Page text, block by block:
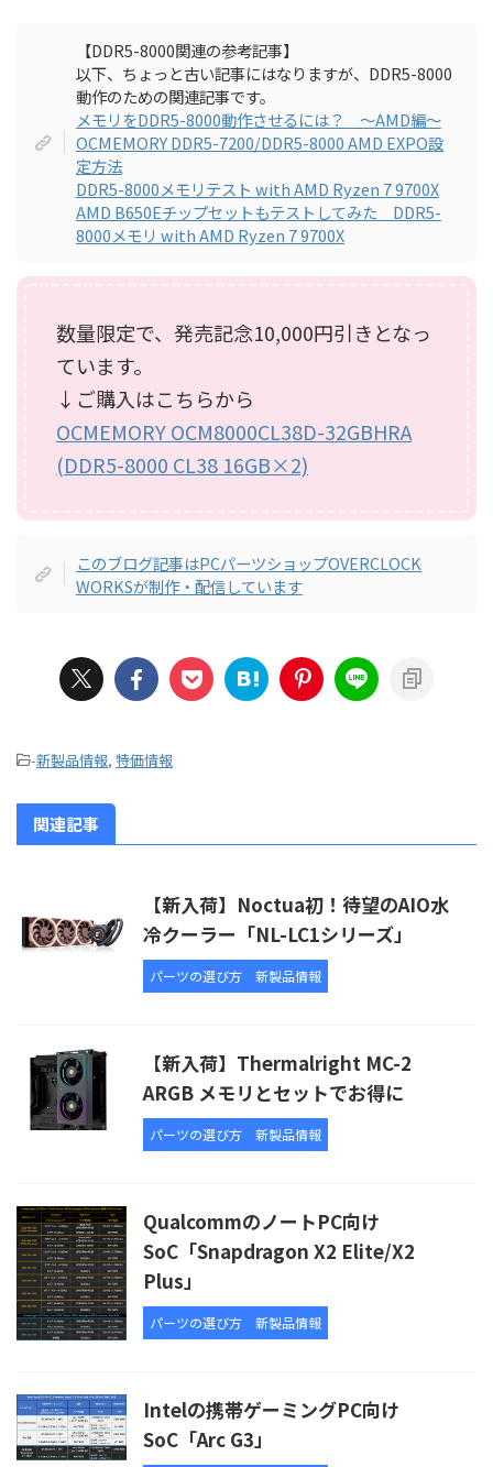
【DDR5-8000関連の参考記事】
以下、ちょっと古い記事にはなりますが、DDR5-8000
動作のための関連記事です。
メモリをDDR5-8000動作させるには？ ～AMD編～
OCMEMORY DDR5-7200/DDR5-8000 AMD EXPO設
定方法
DDR5-8000メモリテスト with AMD Ryzen 7 9700X
AMD B650Eチップセットもテストしてみた DDR5-
8000メモリ with AMD Ryzen 7 9700X
数量限定で、発売記念10,000円引きとなっ
ています。
↓ご購入はこちらから
OCMEMORY OCM8000CL38D-32GBHRA
(DDR5-8000 CL38 16GB×2)
このブログ記事はPCパーツショップOVERCLOCK
WORKSが制作・配信しています
-新製品情報, 特価情報
関連記事
【新入荷】Noctua初！待望のAIO水
冷クーラー「NL-LC1シリーズ」
パーツの選び方 新製品情報
【新入荷】Thermalright MC-2
ARGB メモリとセットでお得に
パーツの選び方 新製品情報
QualcommのノートPC向け
SoC「Snapdragon X2 Elite/X2
Plus」
パーツの選び方 新製品情報
Intelの携帯ゲーミングPC向け
SoC「Arc G3」